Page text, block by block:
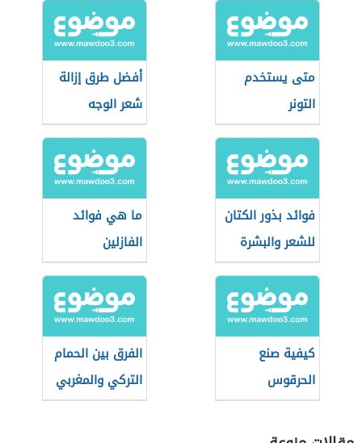
متى يستخدم
التونر
أفضل طرق إزالة
شعر الوجه
فوائد بذور الكتان
للشعر والبشرة
ما هي فوائد
الفازلين
كيفية صنع
الحرقوس
التونسي
الفرق بين الحمام
التركي والمغربي